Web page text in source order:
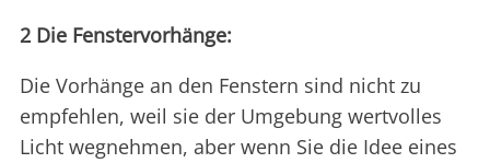
2 Die Fenstervorhänge:
Die Vorhänge an den Fenstern sind nicht zu
empfehlen, weil sie der Umgebung wertvolles
Licht wegnehmen, aber wenn Sie die Idee eines